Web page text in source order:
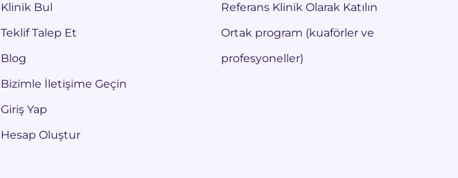
Klinik Bul
Teklif Talep Et
Blog
Bizimle İletişime Geçin
Giriş Yap
Hesap Oluştur
Referans Klinik Olarak Katılın
Ortak program (kuaförler ve
profesyoneller)